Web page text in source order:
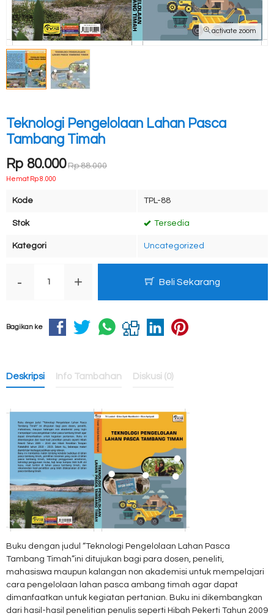
activate zoom
Teknologi Pengelolaan Lahan Pasca
Tambang Timah
Rp 80.000 Rp 88.000
Hemat Rp 8.000
Kode TPL-88
Stok Tersedia
Kategori Uncategorized
- + Beli Sekarang
Bagikan ke
Deskripsi Info Tambahan Diskusi (0)
Buku dengan judul “Teknologi Pengelolaan Lahan Pasca
Tambang Timah”ini ditujukan bagi para dosen, peneliti,
mahasiswa maupun kalangan non akademisi untuk mempelajari
cara pengelolaan lahan pasca ambang timah agar dapat
dimanfaatkan untuk kegiatan pertanian. Buku ini dikembangkan
dari hasil-hasil penelitian penulis seperti Hibah Pekerti Tahun 2009